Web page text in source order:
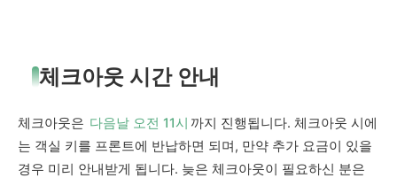
체크아웃 시간 안내
체크아웃은 다음날 오전 11시 까지 진행됩니다. 체크아웃 시에
는 객실 키를 프론트에 반납하면 되며, 만약 추가 요금이 있을
경우 미리 안내받게 됩니다. 늦은 체크아웃이 필요하신 분은